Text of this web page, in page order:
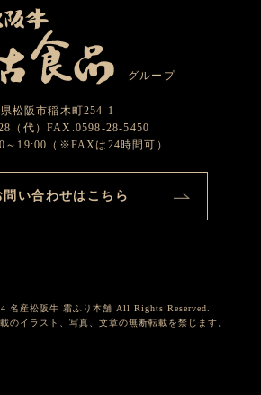
グループ
松阪市稲木町254-1
（代）FAX.0598-28-5450
19:00（※FAXは24時間可）
問い合わせはこちら
名産松阪牛 霜ふり本舗 All Rights Reserved.
のイラスト、写真、文章の無断転載を禁じます。